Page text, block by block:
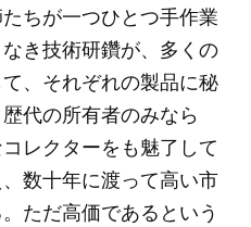
ちが一つひとつ手作業
き技術研鑽が、多くの
、それぞれの製品に秘
代の所有者のみなら
レクターをも魅了して
数十年に渡って高い市
ただ高価であるという